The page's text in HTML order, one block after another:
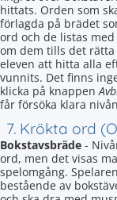
hittats. Orden som
förlagda på brädet
ord och de listas
om dem tills det
eleven att hitta alla
vunnits. Det finns
klicka på knappen
får försöka klara
7. Krökta ord
Bokstavsbräde -
ord, men det visas
spelomgång.
bestående av